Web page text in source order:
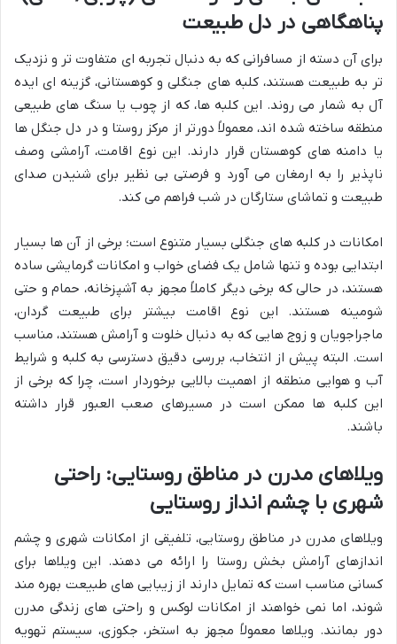
پناهگاهی در دل طبیعت
برای آن دسته از مسافرانی که به دنبال تجربه ای متفاوت تر و نزدیک
تر به طبیعت هستند، کلبه های جنگلی و کوهستانی، گزینه ای ایده
آل به شمار می روند. این کلبه ها، که از چوب یا سنگ های طبیعی
منطقه ساخته شده اند، معمولاً دورتر از مرکز روستا و در دل جنگل ها
یا دامنه های کوهستان قرار دارند. این نوع اقامت، آرامشی وصف
ناپذیر را به ارمغان می آورد و فرصتی بی نظیر برای شنیدن صدای
طبیعت و تماشای ستارگان در شب فراهم می کند.
امکانات در کلبه های جنگلی بسیار متنوع است؛ برخی از آن ها بسیار
ابتدایی بوده و تنها شامل یک فضای خواب و امکانات گرمایشی ساده
هستند، در حالی که برخی دیگر کاملاً مجهز به آشپزخانه، حمام و حتی
شومینه هستند. این نوع اقامت بیشتر برای طبیعت گردان،
ماجراجویان و زوج هایی که به دنبال خلوت و آرامش هستند، مناسب
است. البته پیش از انتخاب، بررسی دقیق دسترسی به کلبه و شرایط
آب و هوایی منطقه از اهمیت بالایی برخوردار است، چرا که برخی از
این کلبه ها ممکن است در مسیرهای صعب العبور قرار داشته
باشند.
ویلاهای مدرن در مناطق روستایی: راحتی
شهری با چشم انداز روستایی
ویلاهای مدرن در مناطق روستایی، تلفیقی از امکانات شهری و چشم
اندازهای آرامش بخش روستا را ارائه می دهند. این ویلاها برای
کسانی مناسب است که تمایل دارند از زیبایی های طبیعت بهره مند
شوند، اما نمی خواهند از امکانات لوکس و راحتی های زندگی مدرن
دور بمانند. ویلاها معمولاً مجهز به استخر، جکوزی، سیستم تهویه